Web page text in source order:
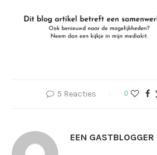
5 Reacties 0
EEN GASTBLOGGER